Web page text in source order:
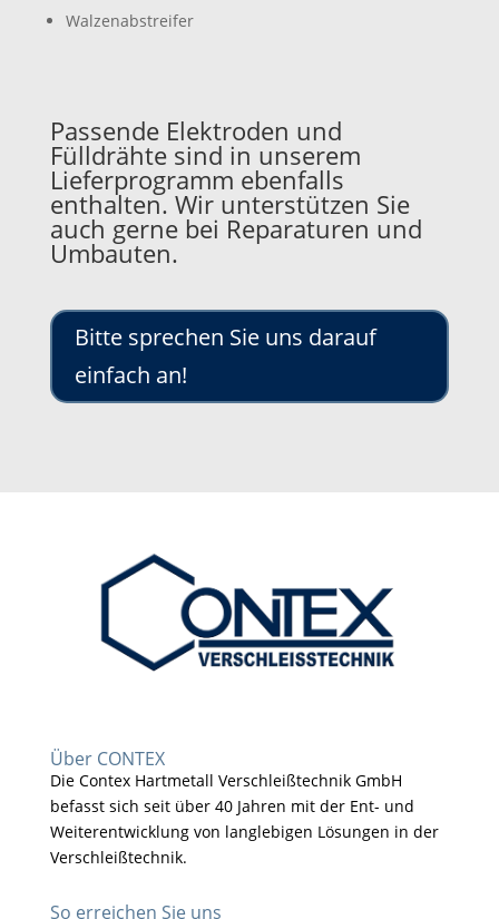
Walzenabstreifer
Passende Elektroden und
Fülldrähte sind in unserem
Lieferprogramm ebenfalls
enthalten. Wir unterstützen Sie
auch gerne bei Reparaturen und
Umbauten.
Bitte sprechen Sie uns darauf
einfach an!
Über CONTEX
Die Contex Hartmetall Verschleißtechnik GmbH
befasst sich seit über 40 Jahren mit der Ent- und
Weiterentwicklung von langlebigen Lösungen in der
Verschleißtechnik.
So erreichen Sie uns